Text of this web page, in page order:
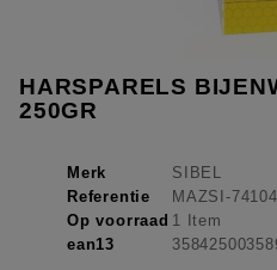
HARSPARELS
250GR
Merk
SIBEL
Referentie
MAZSI-
Op voorraad 1 Item
ean13